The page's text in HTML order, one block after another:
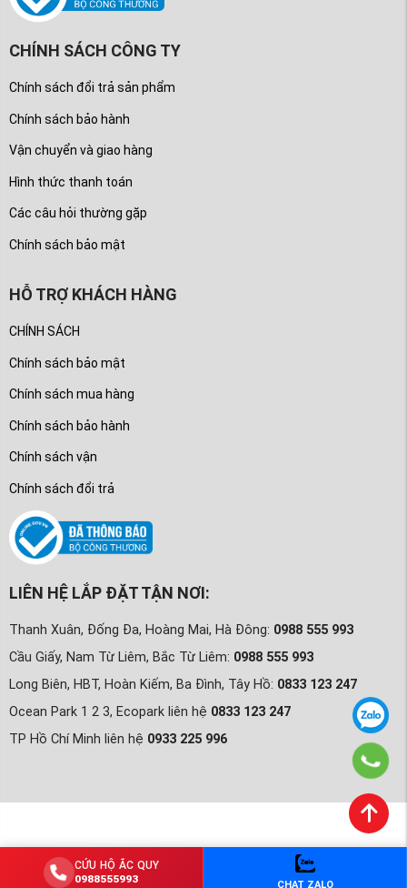
CHÍNH SÁCH CÔNG TY
Chính sách đổi trả sản phẩm
Chính sách bảo hành
Vận chuyển và giao hàng
Hình thức thanh toán
Các câu hỏi thường gặp
Chính sách bảo mật
HỖ TRỢ KHÁCH HÀNG
CHÍNH SÁCH
Chính sách bảo mật
Chính sách mua hàng
Chính sách bảo hành
Chính sách vận
Chính sách đổi trả
LIÊN HỆ LẮP ĐẶT TẬN NƠI:
Thanh Xuân, Đống Đa, Hoàng Mai, Hà Đông: 0988 555 993
Cầu Giấy, Nam Từ Liêm, Bắc Từ Liêm: 0988 555 993
Long Biên, HBT, Hoàn Kiếm, Ba Đình, Tây Hồ: 0833 123 247
Ocean Park 1 2 3, Ecopark liên hệ 0833 123 247
TP Hồ Chí Minh liên hệ 0933 225 996
CỨU HỘ ẮC QUY
0988555993
CHAT ZALO